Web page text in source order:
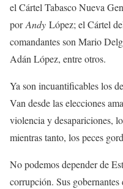
el Cártel Tabasco Nueva
porAndy López; el Cártel
comandantes son Mario
Adán López, entre otros.
Ya son incuantificables los
Van desde las elecciones
violencia y desapariciones,
mientras tanto, los peces
No podemos depender de
corrupción. Sus